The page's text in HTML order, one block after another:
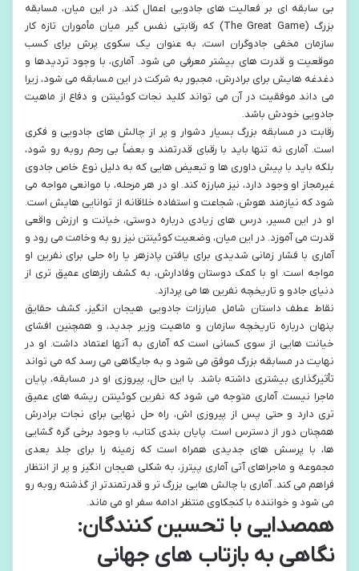
بی سابقه ای بر فعالیت های جادویی اعمال کند. در این میان، مسابقه
بزرگ (The Great Game) که رقابتی نفس گیر میان مأموران تازه کار
سازمان مخفی جادوگران است، به عنوان یک سکوی پرش برای کسب
موقعیت و قدرت های بیشتر معرفی می شود. آماری، با وجود تردیدها و
دغدغه هایش برای برادرش، مجبور به شرکت در این مسابقه می شود، زیرا
می داند موفقیت در آن می تواند کلید نجات کوئینتن و دفاع از ماهیت
جادویی خودش باشد.
رقابت در مسابقه بزرگ بسیار دشوار و پر از چالش های جادویی و فکری
است. آماری نه تنها باید با رقبای قدرتمند و بعضاً بی رحم روبه رو شود،
بلکه باید با پیش داوری ها و تبعیض هایی که به دلیل نوع خاص جادوی
غیرمجاز او وجود دارد، نیز مبارزه کند. او در هر مرحله، با موانعی مواجه می
شود که نیازمند هوش، شجاعت و استفاده خلاقانه از توانایی هایش است.
او در این مسیر، درس های زیادی درباره دوستی، خیانت و ارزش واقعی
قدرت می آموزد. در این میان، وضعیت کوئینتن نیز رو به وخامت می رود و
آماری با فشار زمانی شدیدی برای یافتن پادزهر یا راه حلی برای نفرین او
مواجه است. او با کمک دوستان وفادارش، به کشف رازهای عمیق تری از
دنیای جادو و تاریخچه نفرین ها می پردازد.
نقاط عطف داستان شامل مبارزات جادویی هیجان انگیز، کشف حقایق
پنهان درباره تاریخچه سازمان و ماهیت وزیر جدید، و همچنین افشای
خیانت هایی از سوی کسانی است که آماری به آنها اعتماد داشت. او در
نهایت در مسابقه بزرگ موفق می شود و به جایگاهی می رسد که می تواند
تأثیرگذاری بیشتری داشته باشد. با این حال، پیروزی او در مسابقه، پایان
ماجرا نیست. آماری متوجه می شود که نفرین کوئینتن ریشه های عمیق
تری دارد و حتی پس از پیروزی اش، راه حل نهایی برای نجات برادرش
همچنان دور از دسترس است. پایان بندی کتاب، با وجود برخی گره گشایی
ها، با پرسش های جدیدی همراه است که زمینه را برای جلد بعدی
مجموعه و ماجراهای آتی آماری پیترز، به شکلی هیجان انگیز و پر از انتظار
فراهم می کند. آماری با چالش هایی بزرگ تر و قدرتمندتر از گذشته روبه رو
می شود و خواننده با کنجکاوی منتظر ادامه سفر او می ماند.
همصدایی با تحسین کنندگان:
نگاهی به بازتاب های جهانی